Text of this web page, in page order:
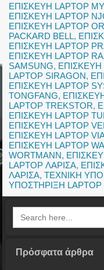
ΕΠΙΣΚΕΥΗ LAPTOP
ΕΠΙΣΚΕΥΗ LAPTOP
ΕΠΙΣΚΕΥΗ LAPTOP
PACKARD BELL,
ΕΠΙΣΚΕΥΗ LAPTOP
ΕΠΙΣΚΕΥΗ LAPTOP
SAMSUNG, ΕΠΙΣΚΕΥΗ
LAPTOP SIRAGON,
ΕΠΙΣΚΕΥΗ LAPTOP
TONGFANG,
LAPTOP TREKSTOR,
ΕΠΙΣΚΕΥΗ LAPTOP
ΕΠΙΣΚΕΥΗ LAPTOP
ΕΠΙΣΚΕΥΗ LAPTOP
ΕΠΙΣΚΕΥΗ LAPTOP
WORTMANN,
LAPTOP ΛΑΡΙΣΑ,
ΛΑΡΙΣΑ,ΤΕΧΝΙΚΗ
ΥΠΟΣΤΗΡΙΞΗ LAPTOP
Search
for:
Πρόσφατα άρθρα